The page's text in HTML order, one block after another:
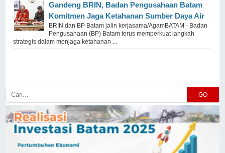
Gandeng BRIN, Badan Pengusahaan Batam
Komitmen Jaga Ketahanan Sumber Daya Air
BRIN dan BP Batam jalin kerjasama/AgamBATAM - Badan
Pengusahaan (BP) Batam terus memperkuat langkah
strategis dalam menjaga ketahanan ...
GO